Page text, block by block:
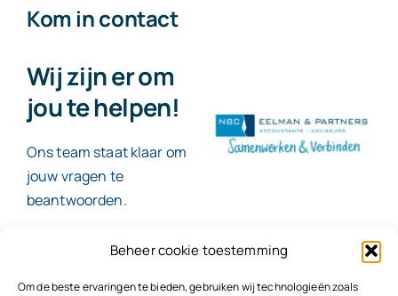
Beheer cookie toestemming
Om de beste ervaringen te bieden, gebruiken wij technologieën zoals
Kom in contact
Wij zijn er om
jou te helpen!
Ons team staat klaar om
jouw vragen te
beantwoorden.
Contact